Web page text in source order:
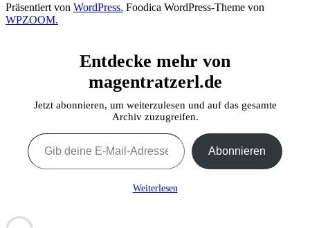
Präsentiert von WordPress. Foodica WordPress-Theme von
WPZOOM.
Entdecke mehr von
magentratzerl.de
Jetzt abonnieren, um weiterzulesen und auf das gesamte
Archiv zuzugreifen.
Gib deine E-Mail-Adresse ein ...
Abonnieren
Weiterlesen